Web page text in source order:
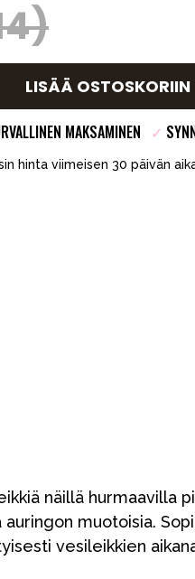
LISÄÄ OSTOSKORIIN
MAKSAMINEN ✓
hinta viimeisen 30 päivän
näillä hurmaavilla
muotoisia.
vesileikkien